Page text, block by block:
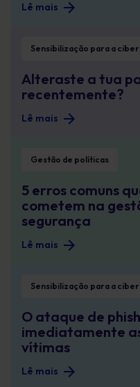
Lê mais
Sensibilização para a
Alteraste a tua
recentemente?
Lê mais
Gestão de políticas
5 erros comuns
cometem na
segurança
Lê mais
Sensibilização para a
O ataque de
imediatamente
vítimas
Lê mais